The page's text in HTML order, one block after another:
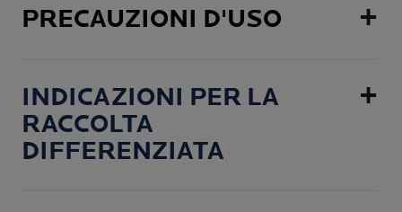
PRECAUZIONI D'USO
INDICAZIONI PER LA
RACCOLTA
DIFFERENZIATA